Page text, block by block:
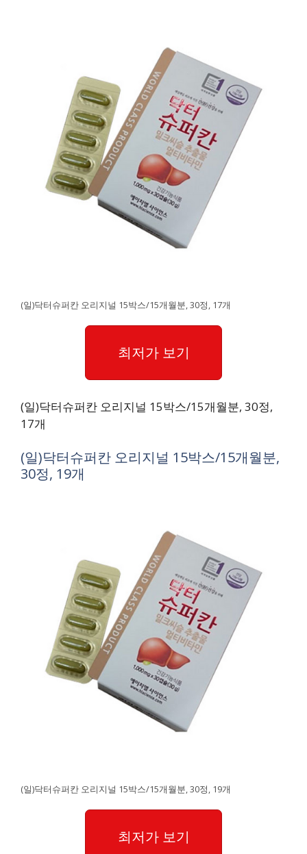
(일)닥터슈퍼칸 오리지널 15박스/15개월분, 30정, 17개
최저가 보기
(일)닥터슈퍼칸 오리지널 15박스/15개월분, 30정,
17개
(일)닥터슈퍼칸 오리지널 15박스/15개월분,
30정, 19개
(일)닥터슈퍼칸 오리지널 15박스/15개월분, 30정, 19개
최저가 보기